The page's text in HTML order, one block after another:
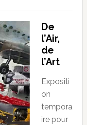
De
l’Air,
de
l’Art
Expositi
on
tempora
ire pour